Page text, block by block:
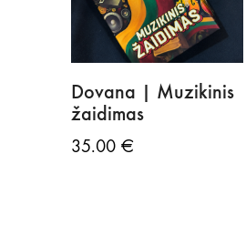
Dovana | Muzikinis
žaidimas
35.00 €